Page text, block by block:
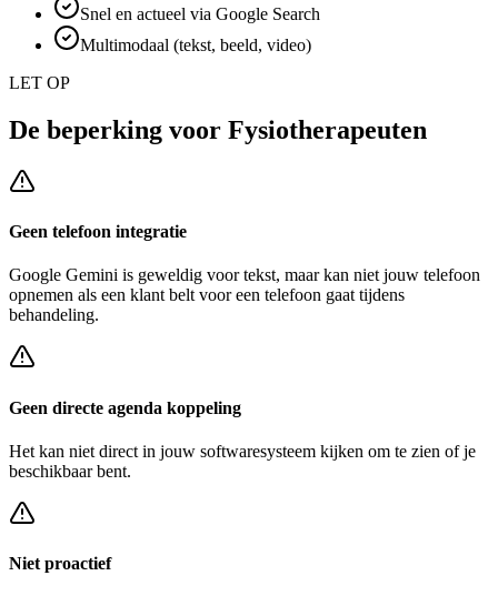
Snel en actueel via Google Search
Multimodaal (tekst, beeld, video)
LET OP
De beperking voor Fysiotherapeuten
Geen telefoon integratie
Google Gemini is geweldig voor tekst, maar kan niet jouw telefoon
opnemen als een klant belt voor een telefoon gaat tijdens
behandeling.
Geen directe agenda koppeling
Het kan niet direct in jouw softwaresysteem kijken om te zien of je
beschikbaar bent.
Niet proactief